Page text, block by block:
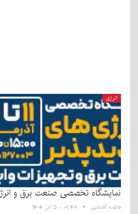
انرژی
نمایشگاه تخصصی صنعت برق و
فاطمه آقاملایی ۰۹:۴۶ - ۵ آذر ۱۴۰۴